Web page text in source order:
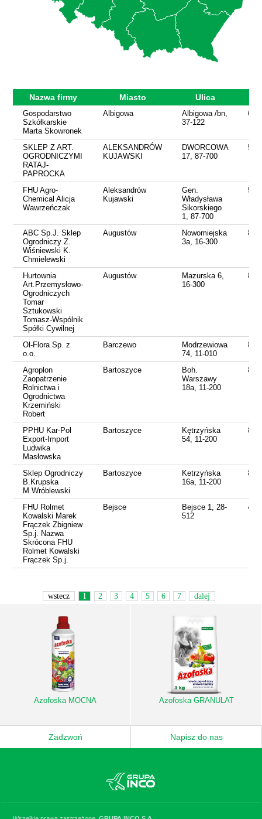
Nazwa firmy Miasto Ulica
Gospodarstwo
Szkółkarskie
Marta Skowronek
Albigowa
Albigowa /bn,
37-122
SKLEP Z ART.
OGRODNICZYMI
RATAJ-
PAPROCKA
ALEKSANDRÓW
KUJAWSKI
DWORCOWA
17, 87-700
FHU Agro-
Chemical Alicja
Wawrzeńczak
Aleksandrów
Kujawski
Gen.
Władysława
Sikorskiego
1, 87-700
ABC Sp.J. Sklep
Ogrodniczy Z.
Wiśniewski K.
Chmielewski
Augustów
Nowomiejska
3a, 16-300
Hurtownia
Art.Przemysłowo-
Ogrodniczych
Tomar
Sztukowski
Tomasz-Wspólnik
Spółki Cywilnej
Augustów
Mazurska 6,
16-300
Ol-Flora Sp. z
o.o.
Barczewo
Modrzewiowa
74, 11-010
Agroplon
Zaopatrzenie
Rolnictwa i
Ogrodnictwa
Krzemiński
Robert
Bartoszyce
Boh.
Warszawy
18a, 11-200
PPHU Kar-Pol
Export-Import
Ludwika
Masłowska
Bartoszyce
Kętrzyńska
54, 11-200
Sklep Ogrodniczy
B.Krupska
M.Wróblewski
Bartoszyce
Ketrzyńska
16a, 11-200
FHU Rolmet
Kowalski Marek
Frączek Zbigniew
Sp.j. Nazwa
Skrócona FHU
Rolmet Kowalski
Frączek Sp.j.
Bejsce
Bejsce 1, 28-
512
wstecz 1 2 3 4 5 6 7 dalej
Azofoska MOCNA Azofoska GRANULAT
Zadzwoń Napisz do nas